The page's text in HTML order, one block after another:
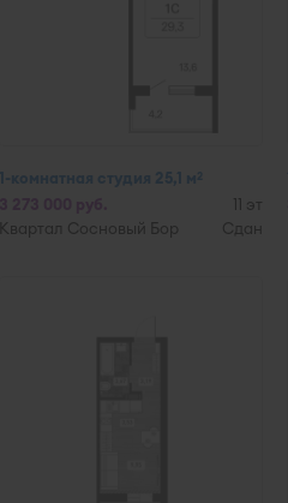
1-комнатная студия 25,1 м2
11 эт
Квартал Сосновый Бор
Сдан